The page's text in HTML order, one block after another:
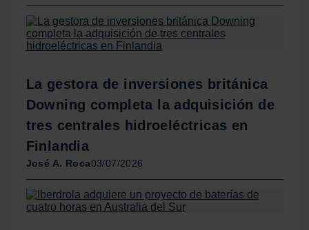
nuestros partners de redes sociales, publicidad y análisis
web, quienes pueden combinarla con otra información
que les haya proporcionado o que hayan recopilado a
La gestora de inversiones británica
Downing completa la adquisición de
tres centrales hidroeléctricas en
Finlandia
José A. Roca03/07/2026